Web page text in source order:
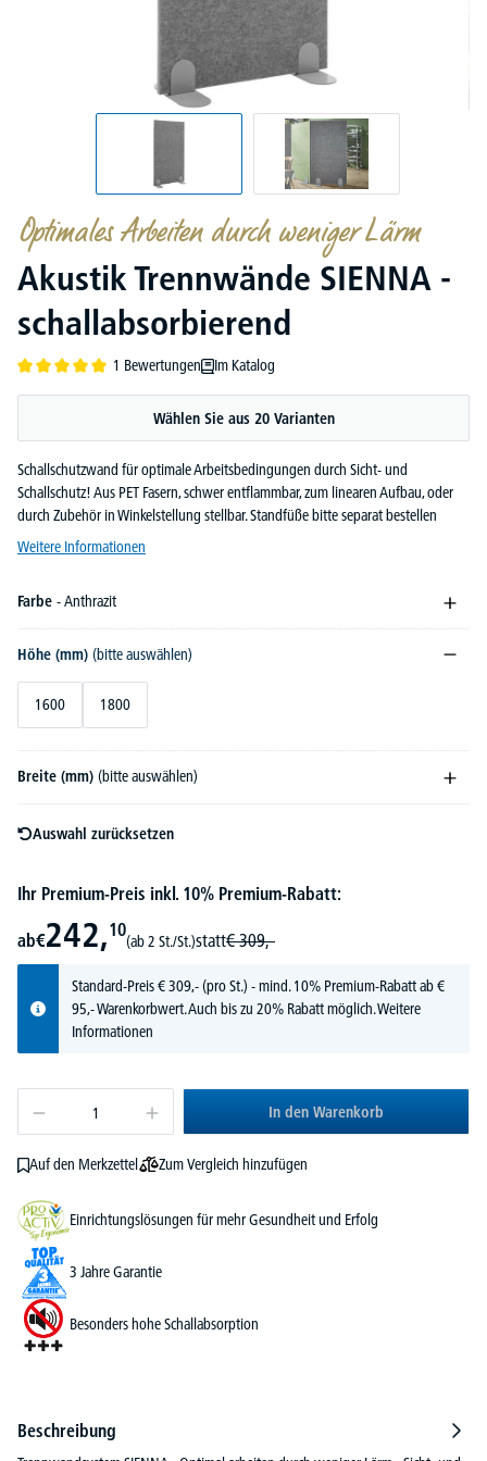
Optimales Arbeiten durch weniger Lärm
Akustik Trennwände SIENNA -
schallabsorbierend
1 Bewertungen Im Katalog
Wählen Sie aus 20 Varianten
Schallschutzwand für optimale Arbeitsbedingungen durch Sicht- und
Schallschutz! Aus PET Fasern, schwer entflammbar, zum linearen Aufbau, oder
durch Zubehör in Winkelstellung stellbar. Standfüße bitte separat bestellen
Weitere Informationen
Farbe - Anthrazit
Höhe (mm) (bitte auswählen)
1600 1800
Breite (mm) (bitte auswählen)
Auswahl zurücksetzen
Ihr Premium-Preis inkl. 10% Premium-Rabatt:
ab€242,10
(ab 2 St./St.)statt€ 309,-
Standard-Preis€309,-(pro St.) - mind. 10% Premium-Rabatt ab €
95,- Warenkorbwert. Auch bis zu 20% Rabatt möglich.Weitere
Informationen
In den Warenkorb
Auf den Merkzettel Zum Vergleich hinzufügen
Einrichtungslösungen für mehr Gesundheit und Erfolg
3 Jahre Garantie
Besonders hohe Schallabsorption
Beschreibung